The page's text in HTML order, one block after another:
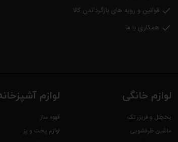
 قوانین و رویه های بازگرداندن کالا
 همکاری با ما
لوازم خانگی
یخچال و فریزر تک
ماشین ظرفشویی
لوازم
قهوه ساز
لوازم پخت و پز